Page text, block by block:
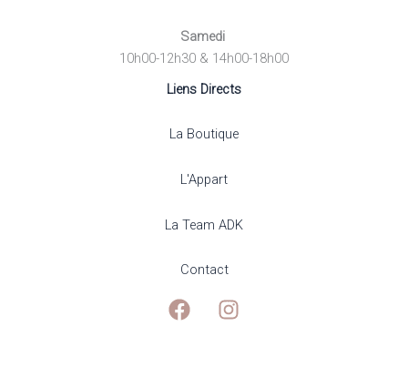
Samedi
10h00-12h30 & 14h00-18h00
Liens Directs
La Boutique
L'Appart
La Team ADK
Contact